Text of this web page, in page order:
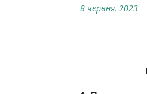
8 червня, 2023